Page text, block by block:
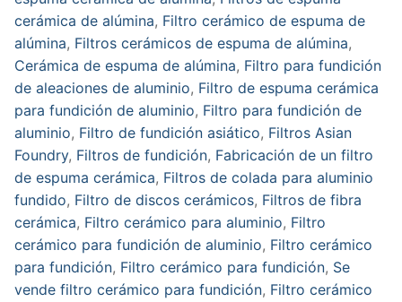
cerámica de alúmina, Filtro cerámico de espuma de
alúmina, Filtros cerámicos de espuma de alúmina,
Cerámica de espuma de alúmina, Filtro para fundición
de aleaciones de aluminio, Filtro de espuma cerámica
para fundición de aluminio, Filtro para fundición de
aluminio, Filtro de fundición asiático, Filtros Asian
Foundry, Filtros de fundición, Fabricación de un filtro
de espuma cerámica, Filtros de colada para aluminio
fundido, Filtro de discos cerámicos, Filtros de fibra
cerámica, Filtro cerámico para aluminio, Filtro
cerámico para fundición de aluminio, Filtro cerámico
para fundición, Filtro cerámico para fundición, Se
vende filtro cerámico para fundición, Filtro cerámico